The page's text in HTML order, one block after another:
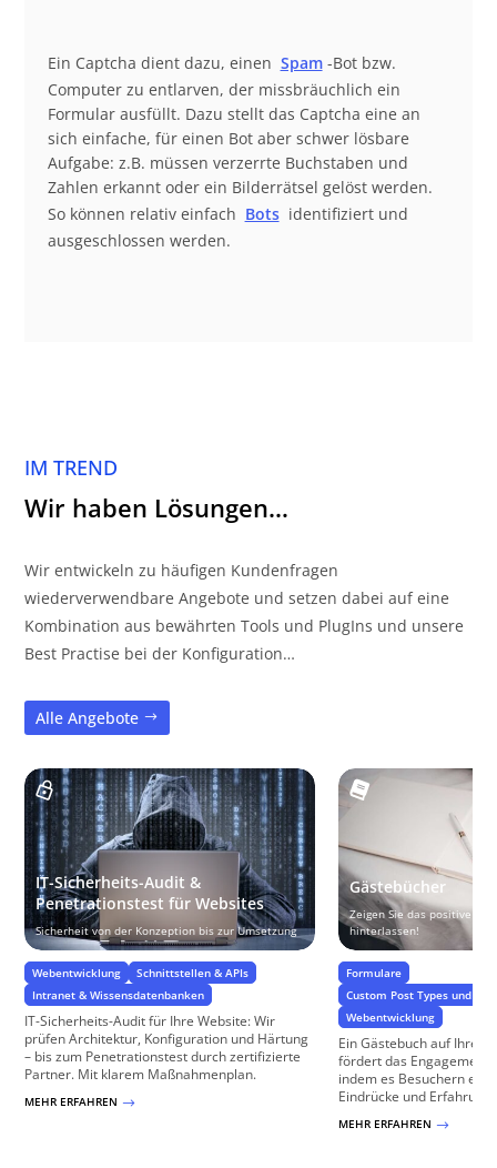
Ein Captcha dient dazu, einen Spam -Bot bzw.
Computer zu entlarven, der missbräuchlich ein
Formular ausfüllt. Dazu stellt das Captcha eine an
sich einfache, für einen Bot aber schwer lösbare
Aufgabe: z.B. müssen verzerrte Buchstaben und
Zahlen erkannt oder ein Bilderrätsel gelöst werden.
So können relativ einfach Bots identifiziert und
ausgeschlossen werden.
IM TREND
Wir haben Lösungen…
Wir entwickeln zu häufigen Kundenfragen
wiederverwendbare Angebote und setzen dabei auf eine
Kombination aus bewährten Tools und PlugIns und unsere
Best Practise bei der Konfiguration…
Alle Angebote
IT-Sicherheits-Audit &
Penetrationstest für Websites
Sicherheit von der Konzeption bis zur Umsetzung
Webentwicklung
Schnittstellen & APIs
Intranet & Wissensdatenbanken
IT-Sicherheits-Audit für Ihre Website: Wir
prüfen Architektur, Konfiguration und Härtung
– bis zum Penetrationstest durch zertifizierte
Partner. Mit klarem Maßnahmenplan.
MEHR ERFAHREN $
Gästebücher
Zeigen Sie das positive
hinterlassen!
Formulare
Custom Post Types und
Webentwicklung
Ein Gästebuch auf Ihrer
fördert das Engagement
indem es Besuchern
Eindrücke und
MEHR ERFAHREN $